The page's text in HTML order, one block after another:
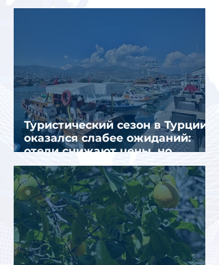
интернете
Туристический сезон в Турции
оказался слабее ожиданий:
отели снижают цены, но
загрузка остается низкой